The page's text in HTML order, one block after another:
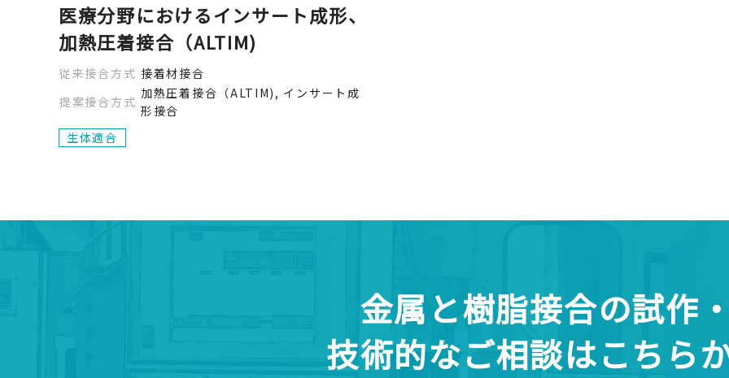
医療分野におけるインサート成形、
加熱圧着接合（ALTIM)
従来接合方式 接着材接合
提案接合方式
加熱圧着接合（ALTIM), インサート成
形接合
生体適合
金属と樹脂接合の試作
技術的なご相談はこちら